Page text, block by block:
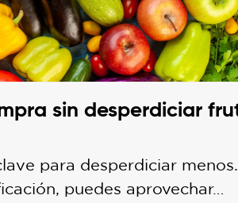
sin desperdiciar
para desperdiciar menos.
puedes aprovechar…